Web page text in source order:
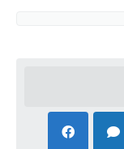
Planos de Tecnologia